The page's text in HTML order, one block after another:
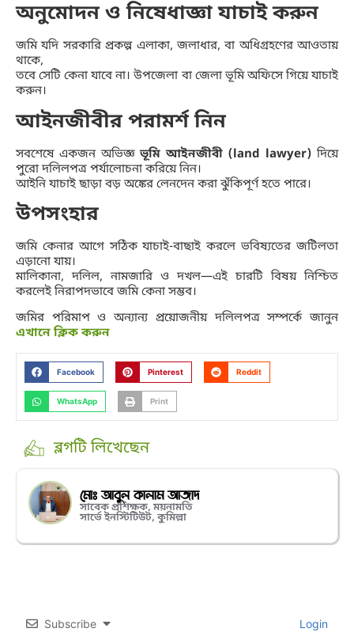
অনুমোদন ও নিষেধাজ্ঞা যাচাই করুন
জমি যদি সরকারি প্রকল্প এলাকা, জলাধার, বা অধিগ্রহণের আওতায়
থাকে,
তবে সেটি কেনা যাবে না। উপজেলা বা জেলা ভূমি অফিসে গিয়ে যাচাই
করুন।
আইনজীবীর পরামর্শ নিন
সবশেষে একজন অভিজ্ঞভূমি আইনজীবী (land lawyer) দিয়ে
পুরো দলিলপত্র পর্যালোচনা করিয়ে নিন।
আইনি যাচাই ছাড়া বড় অঙ্কের লেনদেন করা ঝুঁকিপূর্ণ হতে পারে।
উপসংহার
জমি কেনার আগে সঠিক যাচাই-বাছাই করলে ভবিষ্যতের জটিলতা
এড়ানো যায়।
মালিকানা, দলিল, নামজারি ও দখল—এই চারটি বিষয় নিশ্চিত
করলেই নিরাপদভাবে জমি কেনা সম্ভব।
জমির পরিমাপ ও অন্যান্য প্রয়োজনীয় দলিলপত্র সম্পর্কে জানুন
এখানে ক্লিক করুন
Facebook Pinterest Reddit
WhatsApp Print
ব্লগটি লিখেছেন
মোঃ আবুল কালাম আজাদ
সাবেক প্রশিক্ষক, ময়নামতি
সার্ভে ইনস্টিটিউট, কুমিল্লা
Subscribe Login